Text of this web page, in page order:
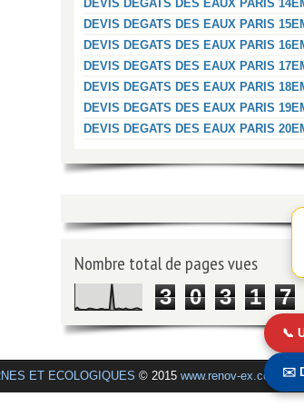
📞
✉️
DEVIS DEGATS DES EAUX PARIS
DEVIS DEGATS DES EAUX PARIS
DEVIS DEGATS DES EAUX PARIS
DEVIS DEGATS DES EAUX PARIS
DEVIS DEGATS DES EAUX PARIS
DEVIS DEGATS DES EAUX PARIS
DEVIS DEGATS DES EAUX PARIS
Nombre total de pages vues
3 0 3 1 7
ET ECOLOGIQUES © 2015 www.renov-ex.com